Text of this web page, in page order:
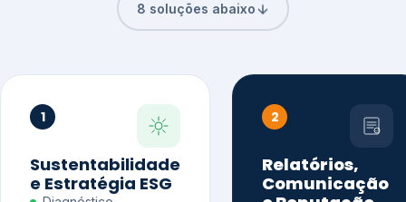
8 soluções abaixo
1
Sustentabilidade
e Estratégia ESG
2
Relatórios,
Comunicação